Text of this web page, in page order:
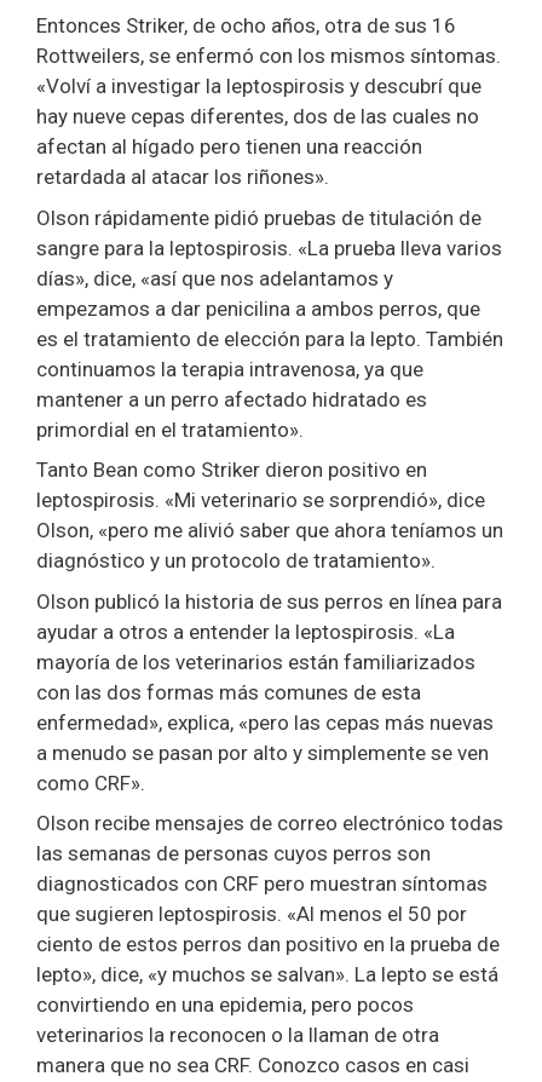
Entonces Striker, de ocho años, otra de sus 16
Rottweilers, se enfermó con los mismos síntomas.
«Volví a investigar la leptospirosis y descubrí que
hay nueve cepas diferentes, dos de las cuales no
afectan al hígado pero tienen una reacción
retardada al atacar los riñones».
Olson rápidamente pidió pruebas de titulación de
sangre para la leptospirosis. «La prueba lleva varios
días», dice, «así que nos adelantamos y
empezamos a dar penicilina a ambos perros, que
es el tratamiento de elección para la lepto. También
continuamos la terapia intravenosa, ya que
mantener a un perro afectado hidratado es
primordial en el tratamiento».
Tanto Bean como Striker dieron positivo en
leptospirosis. «Mi veterinario se sorprendió», dice
Olson, «pero me alivió saber que ahora teníamos un
diagnóstico y un protocolo de tratamiento».
Olson publicó la historia de sus perros en línea para
ayudar a otros a entender la leptospirosis. «La
mayoría de los veterinarios están familiarizados
con las dos formas más comunes de esta
enfermedad», explica, «pero las cepas más nuevas
a menudo se pasan por alto y simplemente se ven
como CRF».
Olson recibe mensajes de correo electrónico todas
las semanas de personas cuyos perros son
diagnosticados con CRF pero muestran síntomas
que sugieren leptospirosis. «Al menos el 50 por
ciento de estos perros dan positivo en la prueba de
lepto», dice, «y muchos se salvan». La lepto se está
convirtiendo en una epidemia, pero pocos
veterinarios la reconocen o la llaman de otra
manera que no sea CRF. Conozco casos en casi